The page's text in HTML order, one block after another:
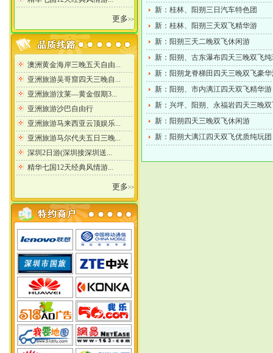
更多>>
更多>>
新：桂林、阳朔三日汽车特色团
新：桂林、阳朔三天双飞精华游
新：阳朔三天二晚双飞休闲游
新：阳朔、古东瀑布四天三晚双飞
新：阳朔龙脊梯田四天三晚双飞豪
新：阳朔、市内漓江四天双飞精华游
新：兴坪、阳朔、永福岩四天三晚
新：阳朔四天三晚双飞休闲游
新：阳朔大漓江四天双飞优质纯玩团